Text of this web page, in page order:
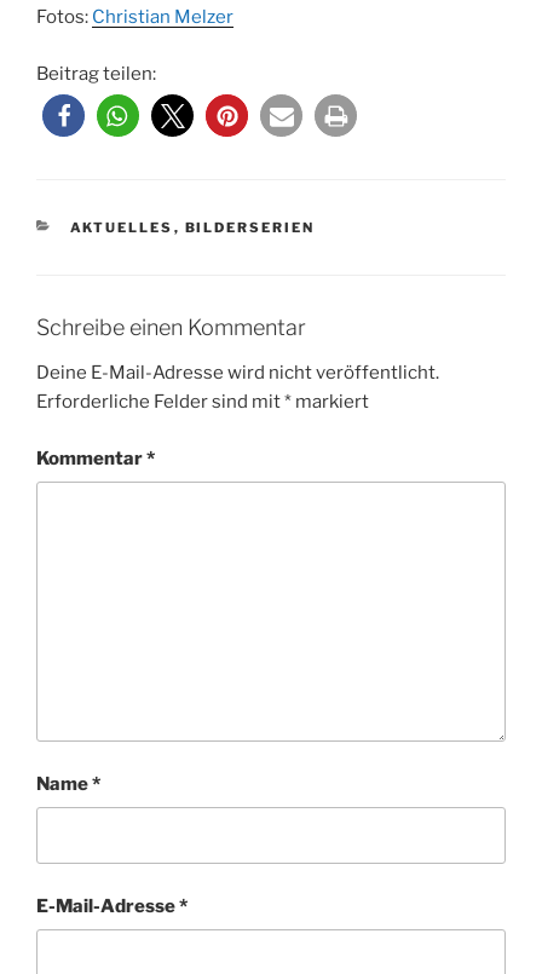
Fotos: Christian Melzer
Beitrag teilen:
KATEGORIEN
AKTUELLES , BILDERSERIEN
Schreibe einen Kommentar
Deine E-Mail-Adresse wird nicht veröffentlicht.
Erforderliche Felder sind mit* markiert
Kommentar*
Name*
E-Mail-Adresse*